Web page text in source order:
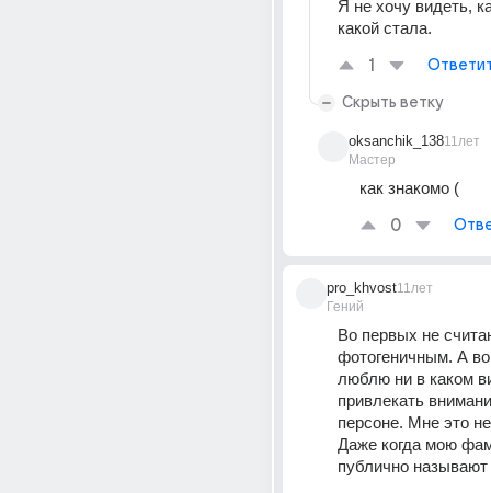
Я не хочу видеть,
какой стала.
1
Скрыть ветку
oksanchik_138
Мастер
11лет
как знакомо (
0
pro_khvost
Гений
11лет
Во первых не
фотогеничным. А
люблю ни в каком
привлекать
персоне. Мне это
Даже когда мою
публично